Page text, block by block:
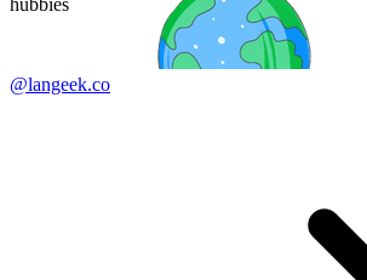
@langeek.co